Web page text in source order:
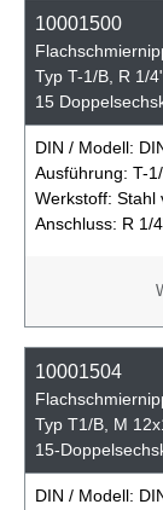
10001500
Typ T-1/B, R 1/
15
DIN / Modell:
Ausführung: T-
Werkstoff: Stahl
Anschluss: R 1/
10001504
Typ T1/B, M
15-
DIN / Modell: